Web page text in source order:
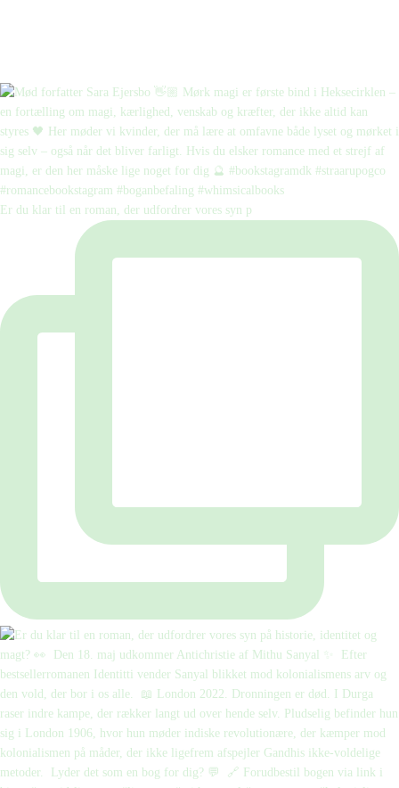
Er du klar til en roman, der udfordrer vores syn p